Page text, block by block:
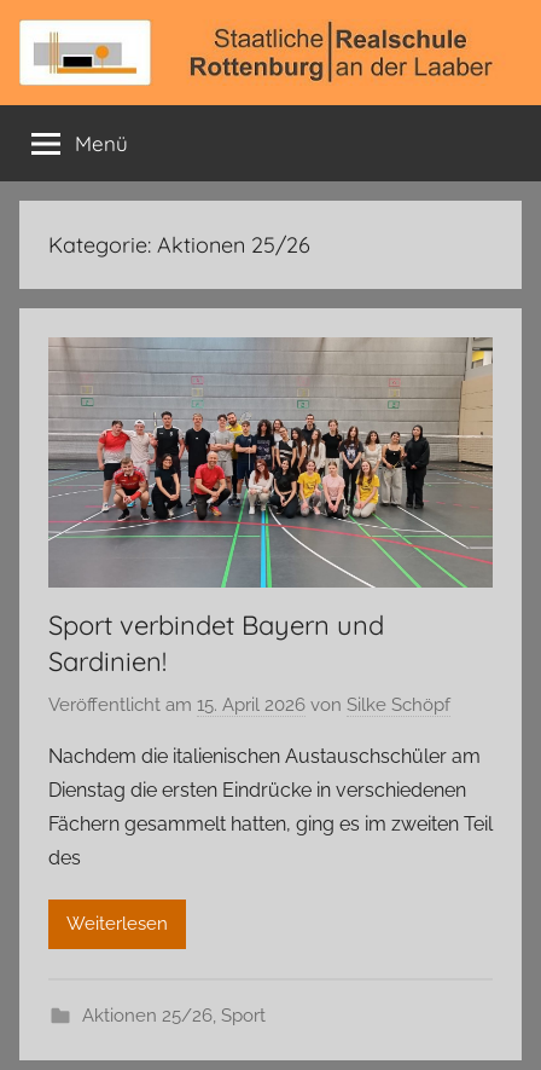
Zum
Inhalt
springen
Staatliche
Realschule
Rottenburg
a.
d.
Laaber
Offizielle
Schulhomepage
Menü
Kategorie: Aktionen 25/26
Sport verbindet Bayern und
Sardinien!
Veröffentlicht am 15. April 2026 von Silke Schöpf
Nachdem die italienischen Austauschschüler am
Dienstag die ersten Eindrücke in verschiedenen
Fächern gesammelt hatten, ging es im zweiten Teil
des
Weiterlesen
Aktionen 25/26, Sport